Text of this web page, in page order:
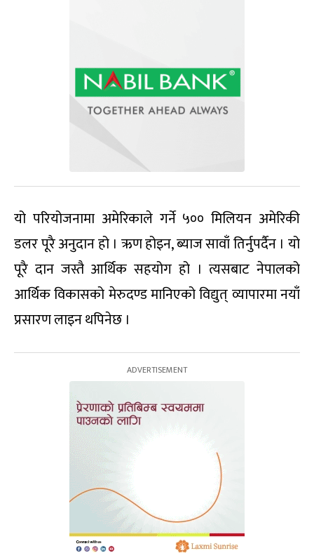
यो परियोजनामा अमेरिकाले गर्ने ५०० मिलियन अमेरिकी
डलर पूरै अनुदान हो । ऋण होइन, ब्याज सावाँ तिर्नुपर्दैन । यो
पूरै दान जस्तै आर्थिक सहयोग हो । त्यसबाट नेपालको
आर्थिक विकासको मेरुदण्ड मानिएको विद्युत् व्यापारमा नयाँ
प्रसारण लाइन थपिनेछ ।